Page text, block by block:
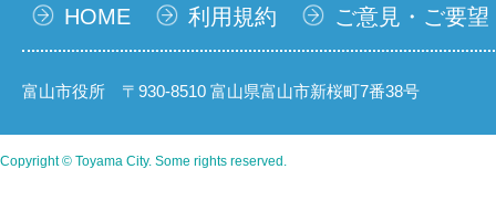
HOME 利用規約 ご意見・ご要望
富山市役所 〒930-8510 富山県富山市新桜町7番38号
Copyright © Toyama City. Some rights reserved.